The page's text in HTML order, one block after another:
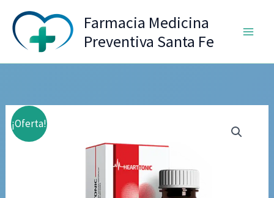
contenido
Farmacia Medicina
Preventiva Santa Fe
¡Oferta!